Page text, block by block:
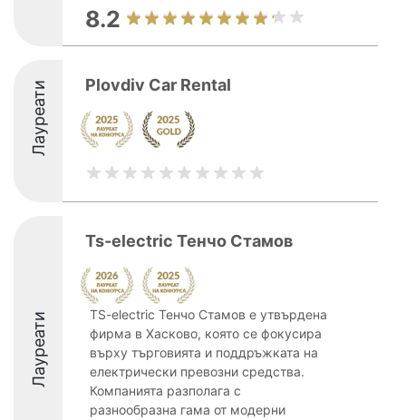
8.2
Лауреати Plovdiv Car Rental
Лауреати
Ts-electric Тенчо Стамов
TS-electric Тенчо Стамов е утвърдена
фирма в Хасково, която се фокусира
върху търговията и поддръжката на
електрически превозни средства.
Компанията разполага с
разнообразна гама от модерни